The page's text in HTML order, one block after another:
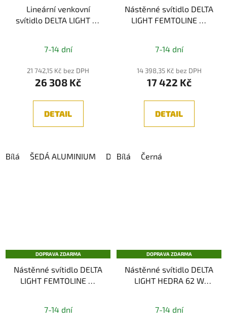
Lineární venkovní
svítidlo DELTA LIGHT B-
7-14 dní
21 742,15 Kč bez DPH
26 308 Kč
DETAIL
Bílá ŠEDÁ ALUMINIUM DARK GREY
Nástěnné svítidlo DELTA
LIGHT FEMTOLINE W
7-14 dní
14 398,35 Kč bez DPH
17 422 Kč
DETAIL
Bílá Černá
DOPRAVA ZDARMA
Nástěnné svítidlo DELTA
LIGHT FEMTOLINE W
7-14 dní
DOPRAVA ZDARMA
Nástěnné svítidlo DELTA
LIGHT HEDRA 62 W
7-14 dní